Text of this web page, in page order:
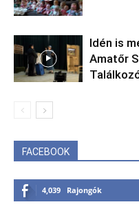
Idén is
Amatőr
FACEBOOK
4,039 Rajongók